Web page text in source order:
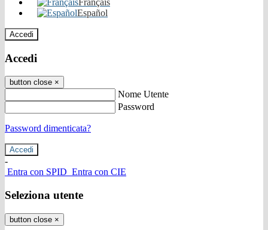
Français
Español
Accedi
Accedi
button close ×
Nome Utente
Password
Password dimenticata?
-
Entra con SPID Entra con CIE
Seleziona utente
button close ×